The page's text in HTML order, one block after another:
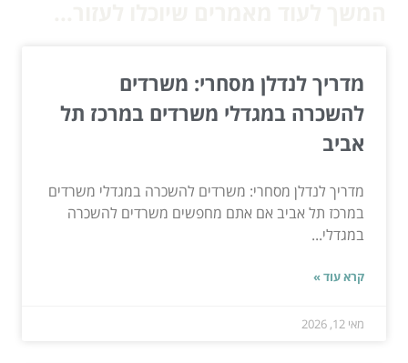
מדריך לנדלן מסחרי: משרדים
להשכרה במגדלי משרדים במרכז תל
אביב
מדריך לנדלן מסחרי: משרדים להשכרה במגדלי משרדים
במרכז תל אביב אם אתם מחפשים משרדים להשכרה
במגדלי...
קרא עוד »
מאי 12, 2026